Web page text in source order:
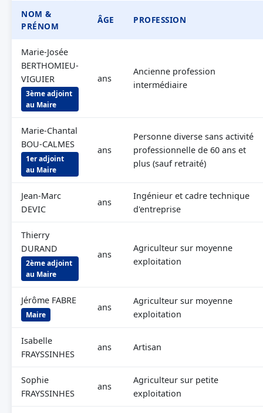
NOM &
PRÉNOM
ÂGE PROFESSION
Marie-Josée
BERTHOMIEU-
VIGUIER
3ème adjoint
au Maire
ans
Ancienne profession
intermédiaire
Marie-Chantal
BOU-CALMES
1er adjoint
au Maire
ans
Personne diverse sans activité
professionnelle de 60 ans et
plus (sauf retraité)
Jean-Marc
DEVIC
ans
Ingénieur et cadre technique
d'entreprise
Thierry
DURAND
2ème adjoint
au Maire
ans
Agriculteur sur moyenne
exploitation
Jérôme FABRE
Maire
ans
Agriculteur sur moyenne
exploitation
Isabelle
FRAYSSINHES
ans Artisan
Sophie
FRAYSSINHES
ans
Agriculteur sur petite
exploitation